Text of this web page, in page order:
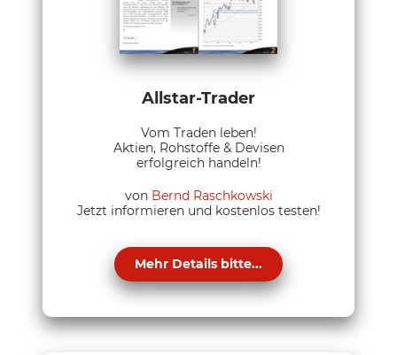
Allstar-Trader
Vom Traden leben!
Aktien, Rohstoffe & Devisen
erfolgreich handeln!
von Bernd Raschkowski
Jetzt informieren und kostenlos testen!
Mehr Details bitte...